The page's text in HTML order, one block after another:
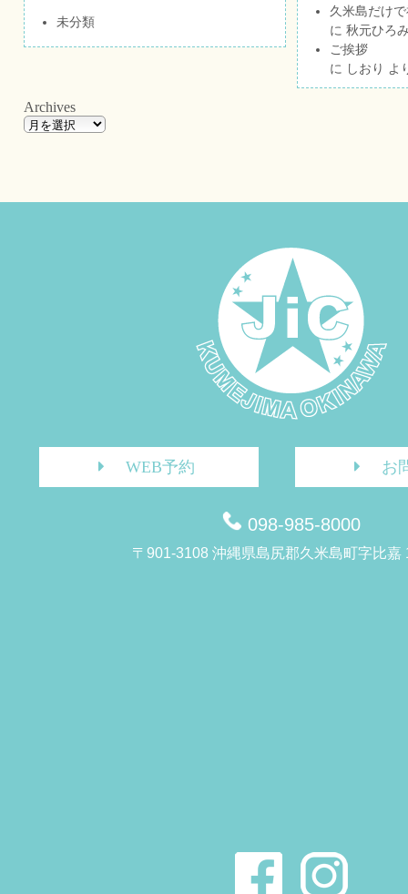
未分類
久米島だけ
に 秋元ひろ
ご挨拶
に しおり よ
Archives
WEB予約 お
098-985-8000
〒901-3108 沖縄県島尻郡久米島町字比嘉